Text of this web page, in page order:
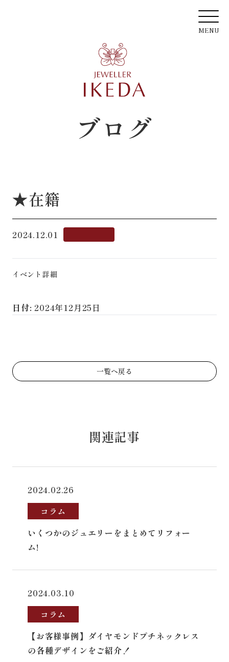
ブログ
★在籍
2024.12.01
イベント詳細
日付: 2024年12月25日
一覧へ戻る
関連記事
2024.02.26
コラム
いくつかのジュエリーをまとめてリフォー
ム!
2024.03.10
コラム
【お客様事例】ダイヤモンドプチネックレス
の各種デザインをご紹介！